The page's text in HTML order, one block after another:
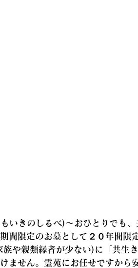
いきのしるべ)～おひとりでも
間限定のお墓として２０年間限
や親類縁者が少ない)に「共生
ません。霊苑にお任せですから